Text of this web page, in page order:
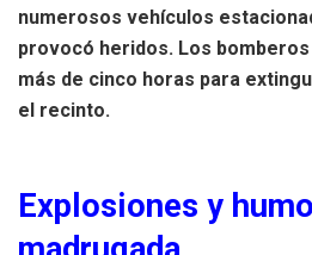
numerosos vehículos
provocó heridos. Los
más de cinco horas para
el recinto.
Explosiones y